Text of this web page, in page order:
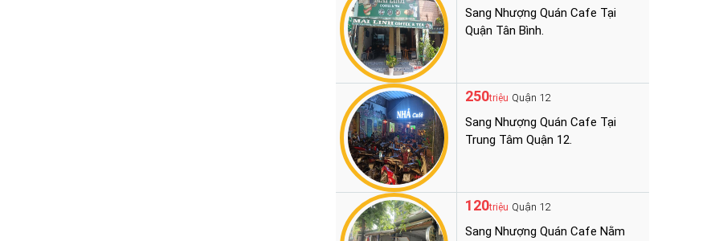
Sang Nhượng Quán Cafe Tại
Quận Tân Bình.
250triệu Quận 12
Sang Nhượng Quán Cafe Tại
Trung Tâm Quận 12.
120triệu Quận 12
Sang Nhượng Quán Cafe Nằm